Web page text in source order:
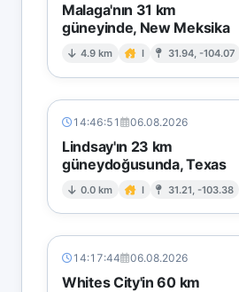
Malaga'nın 31 km
güneyinde, New Meksika
4.9 km I 31.94, -104.07
14:46:51 06.08.2026
Lindsay'ın 23 km
güneydoğusunda, Texas
0.0 km I 31.21, -103.38
14:17:44 06.08.2026
Whites City'in 60 km